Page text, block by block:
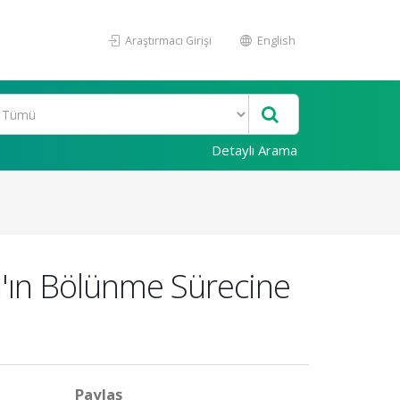
Araştırmacı Girişi English
Detaylı Arama
Bölünme Sürecine
Paylaş